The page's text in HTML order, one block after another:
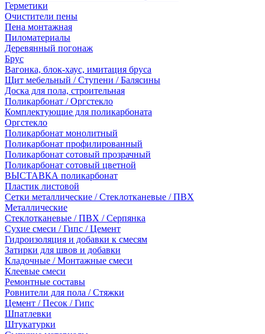
Герметики
Очистители пены
Пена монтажная
Пиломатериалы
Деревянный погонаж
Брус
Вагонка, блок-хаус, имитация бруса
Щит мебельный / Ступени / Балясины
Доска для пола, строительная
Поликарбонат / Оргстекло
Комплектующие для поликарбоната
Оргстекло
Поликарбонат монолитный
Поликарбонат профилированный
Поликарбонат сотовый прозрачный
Поликарбонат сотовый цветной
ВЫСТАВКА поликарбонат
Пластик листовой
Сетки металлические / Стеклотканевые / ПВХ
Металлические
Стеклотканевые / ПВХ / Серпянка
Сухие смеси / Гипс / Цемент
Гидроизоляция и добавки к смесям
Затирки для швов и добавки
Кладочные / Монтажные смеси
Клеевые смеси
Ремонтные составы
Ровнители для пола / Стяжки
Цемент / Песок / Гипс
Шпатлевки
Штукатурки